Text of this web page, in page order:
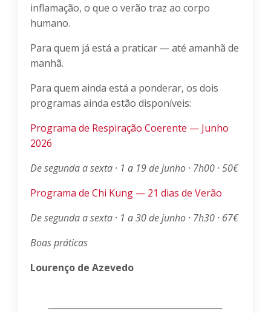
inflamação, o que o verão traz ao corpo
humano.
Para quem já está a praticar — até amanhã de
manhã.
Para quem ainda está a ponderar, os dois
programas ainda estão disponíveis:
Programa de Respiração Coerente — Junho
2026
De segunda a sexta · 1 a 19 de junho · 7h00 · 50€
Programa de Chi Kung — 21 dias de Verão
De segunda a sexta · 1 a 30 de junho · 7h30 · 67€
Boas práticas
Lourenço de Azevedo